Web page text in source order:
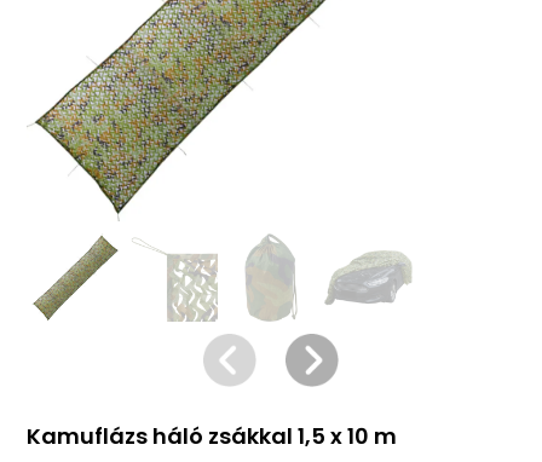
Kamuflázs háló zsákkal 1,5 x 10 m